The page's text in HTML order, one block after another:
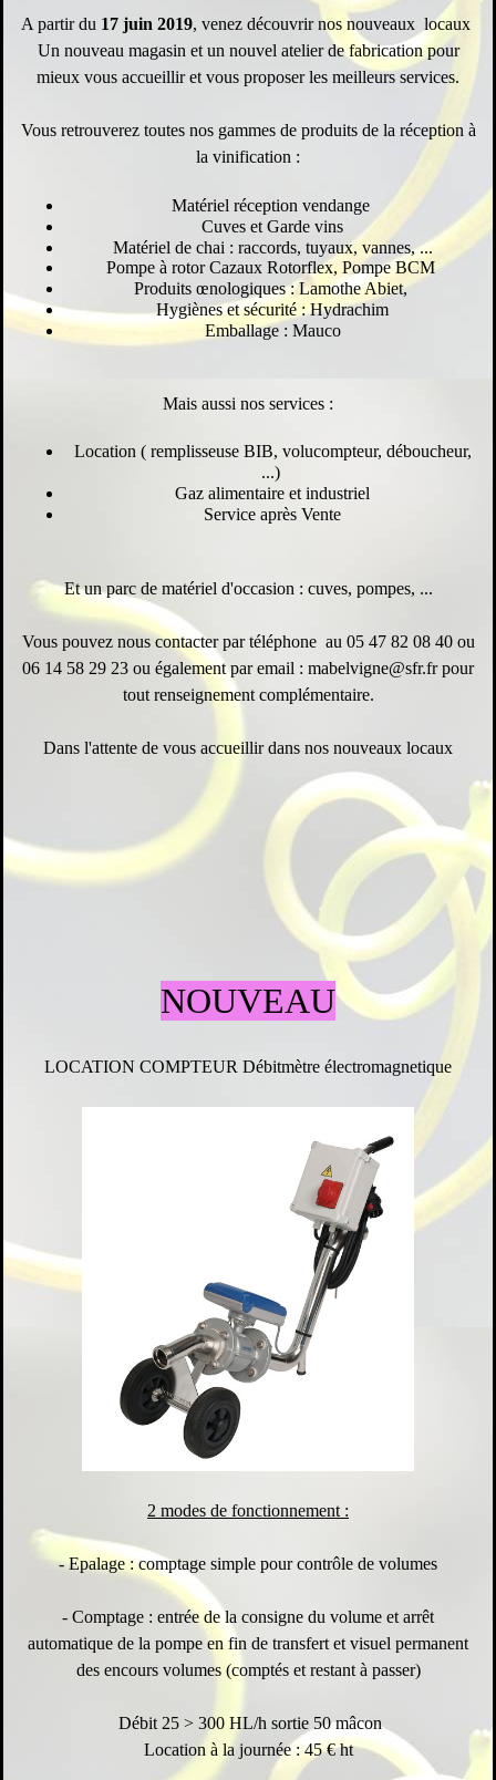
A partir du 17 juin 2019, venez découvrir nos nouveaux locaux
Un nouveau magasin et un nouvel atelier de fabrication pour
mieux vous accueillir et vous proposer les meilleurs services.
Vous retrouverez toutes nos gammes de produits de la réception à
la vinification :
Matériel réception vendange
Cuves et Garde vins
Matériel de chai : raccords, tuyaux, vannes, ...
Pompe à rotor Cazaux Rotorflex, Pompe BCM
Produits œnologiques : Lamothe Abiet,
Hygiènes et sécurité : Hydrachim
Emballage : Mauco
Mais aussi nos services :
Location ( remplisseuse BIB, volucompteur, déboucheur,
...)
Gaz alimentaire et industriel
Service après Vente
Et un parc de matériel d'occasion : cuves, pompes, ...
Vous pouvez nous contacter par téléphone au 05 47 82 08 40 ou
06 14 58 29 23 ou également par email : mabelvigne@sfr.fr pour
tout renseignement complémentaire.
Dans l'attente de vous accueillir dans nos nouveaux locaux
NOUVEAU
LOCATION COMPTEUR Débitmètre électromagnetique
2 modes de fonctionnement :
- Epalage : comptage simple pour contrôle de volumes
- Comptage : entrée de la consigne du volume et arrêt
automatique de la pompe en fin de transfert et visuel permanent
des encours volumes (comptés et restant à passer)
Débit 25 > 300 HL/h sortie 50 mâcon
Location à la journée : 45 € ht